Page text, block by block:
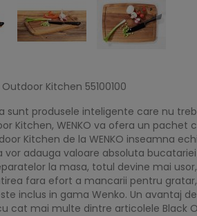
Kitchen 55100100
sunt produsele inteligente care
Kitchen, WENKO va ofera un
Kitchen de la WENKO inseamna
vor adauga valoare absoluta
la masa, totul devine mai
fara efort a mancarii pentru
inclus in gama Wenko. Un
mai multe dintre articolele Black